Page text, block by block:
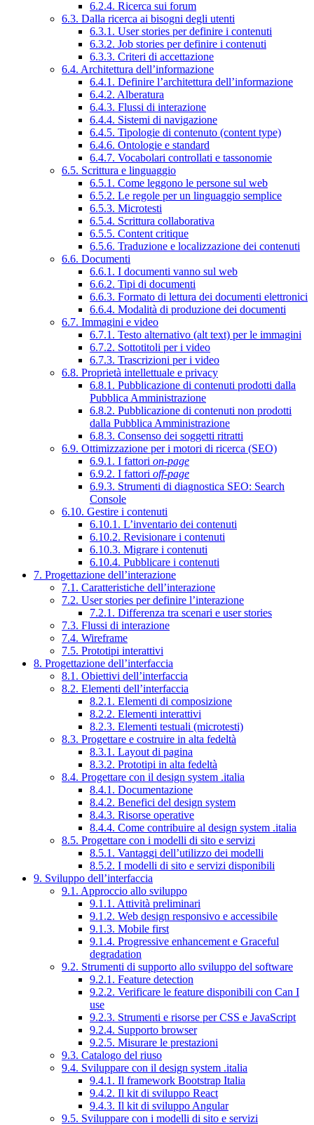
6.2.4. Ricerca sui forum
6.3. Dalla ricerca ai bisogni degli utenti
6.3.1. User stories per definire i contenuti
6.3.2. Job stories per definire i contenuti
6.3.3. Criteri di accettazione
6.4. Architettura dell’informazione
6.4.1. Definire l’architettura dell’informazione
6.4.2. Alberatura
6.4.3. Flussi di interazione
6.4.4. Sistemi di navigazione
6.4.5. Tipologie di contenuto (content type)
6.4.6. Ontologie e standard
6.4.7. Vocabolari controllati e tassonomie
6.5. Scrittura e linguaggio
6.5.1. Come leggono le persone sul web
6.5.2. Le regole per un linguaggio semplice
6.5.3. Microtesti
6.5.4. Scrittura collaborativa
6.5.5. Content critique
6.5.6. Traduzione e localizzazione dei contenuti
6.6. Documenti
6.6.1. I documenti vanno sul web
6.6.2. Tipi di documenti
6.6.3. Formato di lettura dei documenti elettronici
6.6.4. Modalità di produzione dei documenti
6.7. Immagini e video
6.7.1. Testo alternativo (alt text) per le immagini
6.7.2. Sottotitoli per i video
6.7.3. Trascrizioni per i video
6.8. Proprietà intellettuale e privacy
6.8.1. Pubblicazione di contenuti prodotti dalla
Pubblica Amministrazione
6.8.2. Pubblicazione di contenuti non prodotti
dalla Pubblica Amministrazione
6.8.3. Consenso dei soggetti ritratti
6.9. Ottimizzazione per i motori di ricerca (SEO)
6.9.1. I fattori on-page
6.9.2. I fattori off-page
6.9.3. Strumenti di diagnostica SEO: Search
Console
6.10. Gestire i contenuti
6.10.1. L’inventario dei contenuti
6.10.2. Revisionare i contenuti
6.10.3. Migrare i contenuti
6.10.4. Pubblicare i contenuti
7. Progettazione dell’interazione
7.1. Caratteristiche dell’interazione
7.2. User stories per definire l’interazione
7.2.1. Differenza tra scenari e user stories
7.3. Flussi di interazione
7.4. Wireframe
7.5. Prototipi interattivi
8. Progettazione dell’interfaccia
8.1. Obiettivi dell’interfaccia
8.2. Elementi dell’interfaccia
8.2.1. Elementi di composizione
8.2.2. Elementi interattivi
8.2.3. Elementi testuali (microtesti)
8.3. Progettare e costruire in alta fedeltà
8.3.1. Layout di pagina
8.3.2. Prototipi in alta fedeltà
8.4. Progettare con il design system .italia
8.4.1. Documentazione
8.4.2. Benefici del design system
8.4.3. Risorse operative
8.4.4. Come contribuire al design system .italia
8.5. Progettare con i modelli di sito e servizi
8.5.1. Vantaggi dell’utilizzo dei modelli
8.5.2. I modelli di sito e servizi disponibili
9. Sviluppo dell’interfaccia
9.1. Approccio allo sviluppo
9.1.1. Attività preliminari
9.1.2. Web design responsivo e accessibile
9.1.3. Mobile first
9.1.4. Progressive enhancement e Graceful
degradation
9.2. Strumenti di supporto allo sviluppo del software
9.2.1. Feature detection
9.2.2. Verificare le feature disponibili con Can I
use
9.2.3. Strumenti e risorse per CSS e JavaScript
9.2.4. Supporto browser
9.2.5. Misurare le prestazioni
9.3. Catalogo del riuso
9.4. Sviluppare con il design system .italia
9.4.1. Il framework Bootstrap Italia
9.4.2. Il kit di sviluppo React
9.4.3. Il kit di sviluppo Angular
9.5. Sviluppare con i modelli di sito e servizi